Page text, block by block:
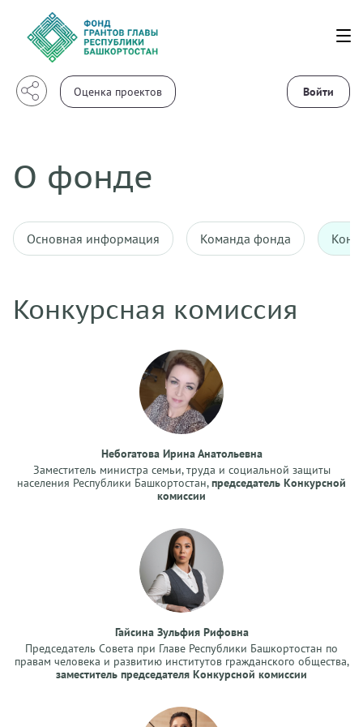
Войти
О фонде
Основная информация Команда фонда
Конкурсная комиссия
Небогатова Ирина Анатольевна
Заместитель министра семьи, труда и социальной защиты
населения Республики Башкортостан,председатель Конкурсной
комиссии
Гайсина Зульфия Рифовна
Председатель Совета при Главе Республики Башкортостан по
правам человека и развитию институтов гражданского общества,
заместитель председателя Конкурсной комиссии